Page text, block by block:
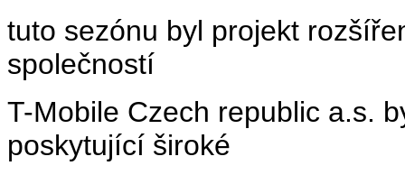
tuto sezónu byl projekt
společností
T-Mobile Czech republic a.s.
poskytující široké